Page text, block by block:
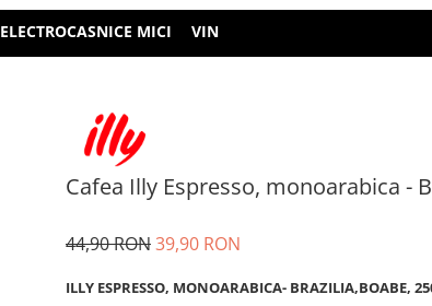
ELECTROCASNICE MICI VIN
Cafea Illy Espresso, monoarabica -
44,90 RON39,90 RON
ILLY ESPRESSO, MONOARABICA- BRAZILIA,BOABE,